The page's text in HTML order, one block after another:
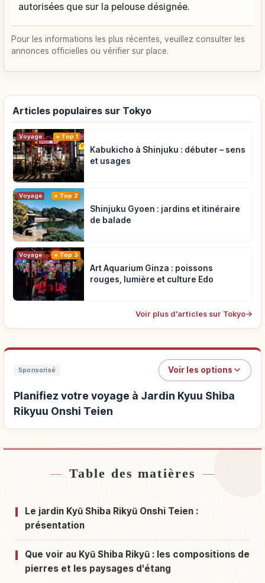
autorisées que sur la pelouse désignée.
Pour les informations les plus récentes, veuillez consulter les
annonces officielles ou vérifier sur place.
Articles populaires sur Tokyo
Voyage Top 1
Kabukicho à Shinjuku : débuter – sens
et usages
Voyage Top 2
Shinjuku Gyoen : jardins et itinéraire
de balade
Voyage Top 3
Art Aquarium Ginza : poissons
rouges, lumière et culture Edo
Voir plus d'articles sur Tokyo→
Sponsorisé Voir les options
Planifiez votre voyage à Jardin Kyuu Shiba
Rikyuu Onshi Teien
Hébergements près de Jardin Kyuu Shiba
Activités à Jardin Kyuu Shiba Rikyuu Onshi
Table des matières
Le jardin Kyū Shiba Rikyū Onshi Teien :
présentation
Que voir au Kyū Shiba Rikyū : les compositions de
pierres et les paysages d'étang